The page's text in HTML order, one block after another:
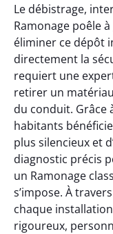
Le débistrage,
Ramonage poêle
éliminer ce dépôt
directement la
requiert une
retirer un
du conduit. Grâce
habitants
plus silencieux et
diagnostic précis
un Ramonage
s’impose. À
chaque
rigoureux,